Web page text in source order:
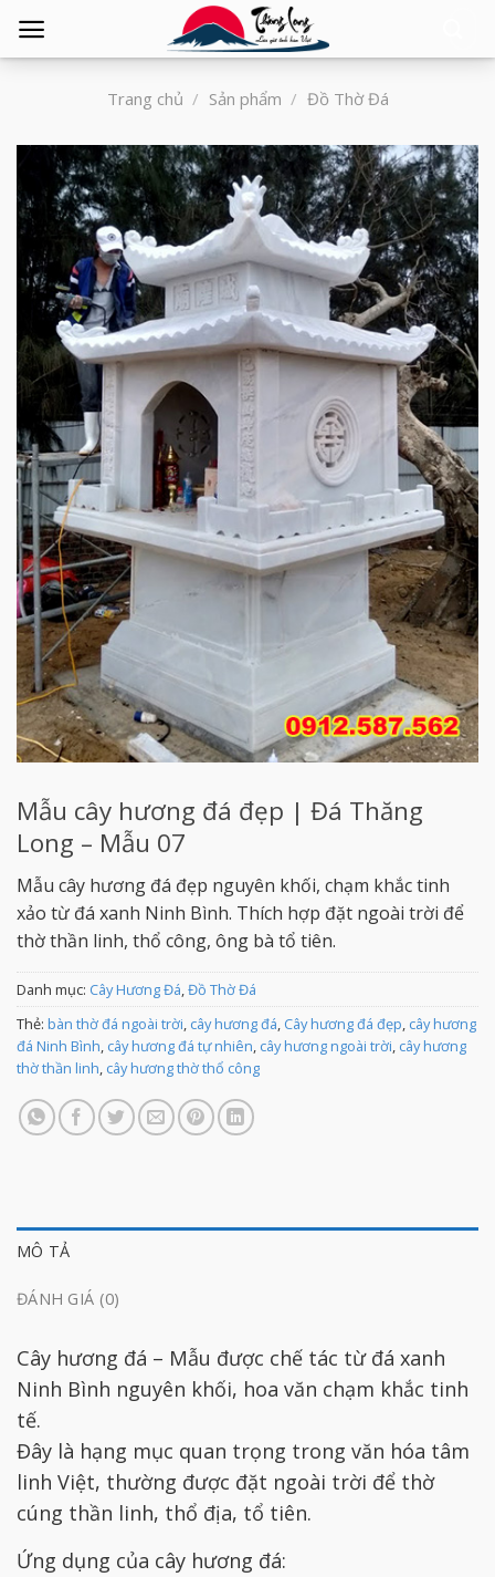
Trang chủ / Sản phẩm / Đồ Thờ Đá
Mẫu cây hương đá đẹp | Đá Thăng
Long – Mẫu 07
Mẫu cây hương đá đẹp nguyên khối, chạm khắc tinh
xảo từ đá xanh Ninh Bình. Thích hợp đặt ngoài trời để
thờ thần linh, thổ công, ông bà tổ tiên.
Danh mục: Cây Hương Đá,Đồ Thờ Đá
Thẻ: bàn thờ đá ngoài trời, cây hương đá, Cây hương đá đẹp, cây hương
đá Ninh Bình, cây hương đá tự nhiên, cây hương ngoài trời, cây hương
thờ thần linh, cây hương thờ thổ công
MÔ TẢ
ĐÁNH GIÁ (0)
Cây hương đá – Mẫu được chế tác từ đá xanh
Ninh Bình nguyên khối, hoa văn chạm khắc tinh
tế.
Đây là hạng mục quan trọng trong văn hóa tâm
linh Việt, thường được đặt ngoài trời để thờ
cúng thần linh, thổ địa, tổ tiên.
Ứng dụng của cây hương đá: